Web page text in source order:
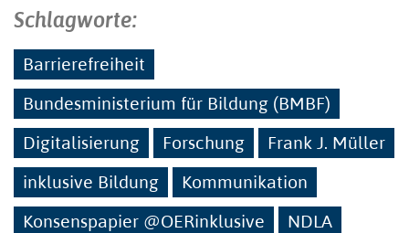
Schlagworte:
Barrierefreiheit
Bundesministerium für Bildung (BMBF)
Digitalisierung
Forschung
Frank J. Müller
inklusive Bildung
Kommunikation
Konsenspapier @OERinklusive
NDLA